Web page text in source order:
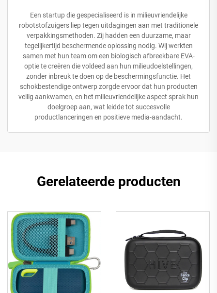
Een startup die gespecialiseerd is in milieuvriendelijke
robotstofzuigers liep tegen uitdagingen aan met traditionele
verpakkingsmethoden. Zij hadden een duurzame, maar
tegelijkertijd beschermende oplossing nodig. Wij werkten
samen met hun team om een biologisch afbreekbare EVA-
optie te creëren die voldeed aan hun milieudoelstellingen,
zonder inbreuk te doen op de beschermingsfunctie. Het
schokbestendige ontwerp zorgde ervoor dat hun producten
veilig aankwamen, en het milieuvriendelijke aspect sprak hun
doelgroep aan, wat leidde tot succesvolle
productlanceringen en positieve media-aandacht.
Gerelateerde producten